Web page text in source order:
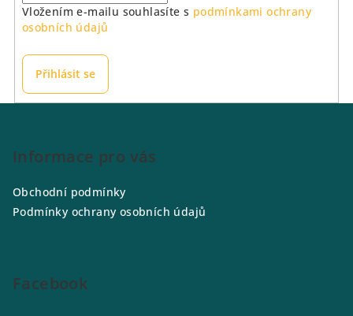
Vložením e-mailu souhlasíte s podmínkami ochrany
osobních údajů
Přihlásit se
Informace pro vás
Obchodní podmínky
Podmínky ochrany osobních údajů
Facebook